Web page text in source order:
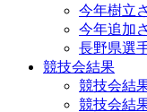
今年樹立
今年追加
長野県選
競技会結果
競技会結
競技会結